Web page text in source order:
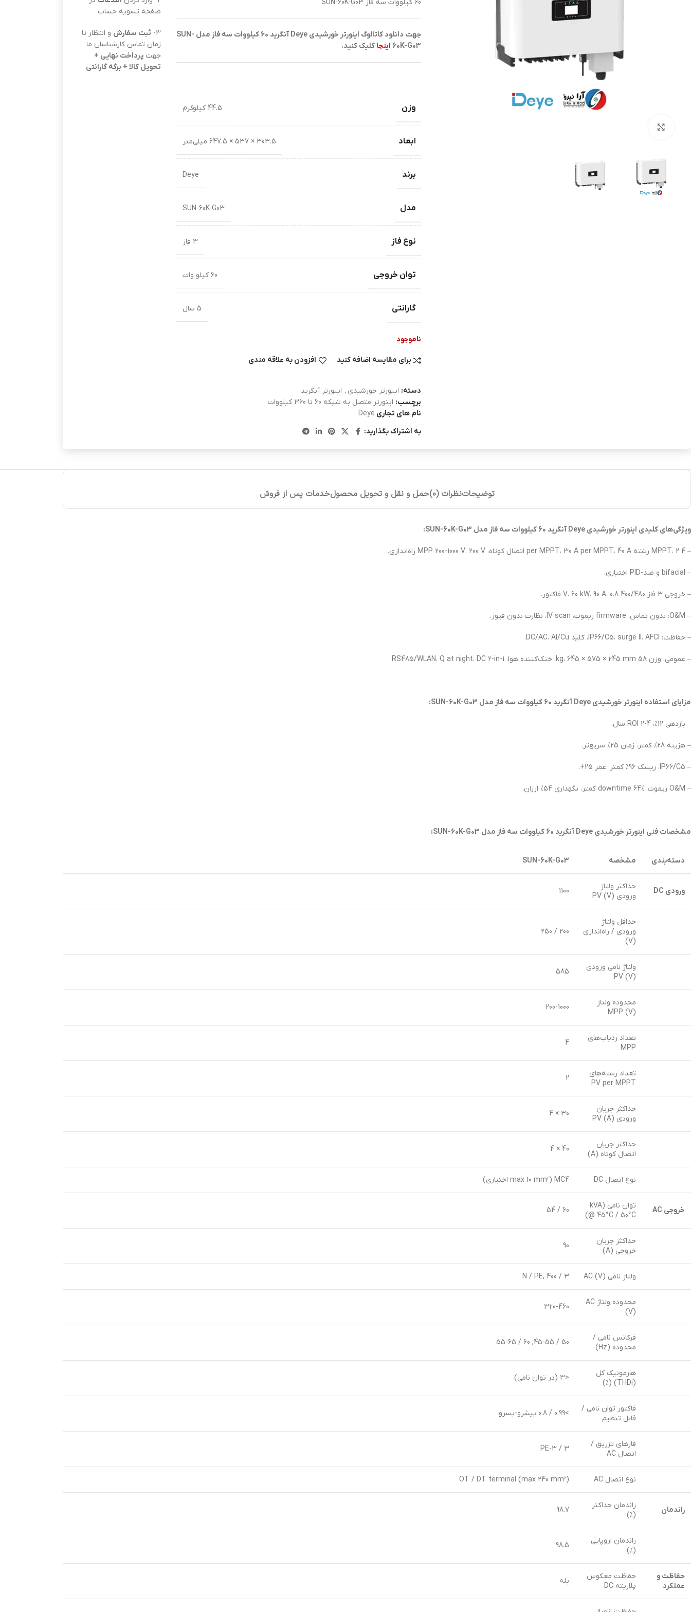
60 کیلووات سه فاز SUN-60K-G03
جهت دانلود کاتالوگ اینورتر خورشیدی Deye آنگرید 60 کیلووات سه فاز مدل SUN-
60K-G03 اینجا کلیک کنید.
وزن 44.5 کیلوگرم
ابعاد 303.5 × 537 × 647.5 میلی‌متر
برند Deye
مدل SUN-60K-G03
نوع فاز 3 فاز
توان خروجی 60 کیلو وات
گارانتی 5 سال
ناموجود
برای مقایسه اضافه کنید افزودن به علاقه مندی
دسته: اینورتر خورشیدی , اینورتر آنگرید
برچسب: اینورتر متصل به شبکه 60 تا 360 کیلووات
نام های تجاری Deye
به اشتراک بگذارید:
صفحه تسویه حساب
3- ثبت سفارش و انتظار تا
زمان تماس کارشناسان ما
جهتپرداخت نهایی +
تحویل کالا + برگه گارانتی
توضیحاتنظرات (0) حمل و نقل و تحویل محصولخدمات پس از فروش
ویژگی‌های کلیدی اینورتر خورشیدی Deye آنگرید 60 کیلووات سه فاز مدل SUN-60K-G03:
– 4 MPPT، 2 رشته per MPPT، 30 A per MPPT، 40 A اتصال کوتاه، MPP 200-1000 V، 200 V راه‌اندازی.
– bifacial و ضد-PID اختیاری.
– خروجی 3 فاز 400/480 V، 60 kW، 90 A، 0.8 فاکتور.
– O&M: بدون تماس، firmware ریموت، IV scan، نظارت بدون فیوز.
– حفاظت: IP66/C5، surge II، AFCI، کلید DC/AC، Al/Cu.
– عمومی: وزن 58 kg، 645 × 575 × 245 mm، خنک‌کننده هوا، RS485/WLAN، Q at night، DC 2-in-1.
مزایای استفاده اینورتر خورشیدی Deye آنگرید 60 کیلووات سه فاز مدل SUN-60K-G03:
– بازدهی 12%، ROI 2-4 سال.
– هزینه 28% کمتر، زمان 25% سریع‌تر.
– IP66/C5، ریسک 96% کمتر، عمر 25+.
– O&M ریموت، downtime 64% کمتر، نگهداری 54% ارزان.
مشخصات فنی اینورتر خورشیدی Deye آنگرید 60 کیلووات سه فاز مدل SUN-60K-G03:
دسته‌بندی مشخصه SUN-60K-G03
ورودی
حداکثر ولتاژ
ورودی PV (V)
1100
حداقل ولتاژ
ورودی / راه‌اندازی
(V)
200 / 250
ولتاژ نامی ورودی
PV (V)
585
محدوده ولتاژ
MPP (V)
200-1000
تعداد ردیاب‌های
MPP
4
تعداد رشته‌های
PV per MPPT
2
حداکثر جریان
ورودی PV (A)
30 × 4
حداکثر جریان
اتصال کوتاه (A)
40 × 4
نوع اتصال DC MC4 (max 10 mm² اختیاری)
خروجی
توان نامی (kVA
@ 45°C / 50°C)
60 / 54
حداکثر جریان
خروجی (A)
90
ولتاژ نامی AC (V) 3 / N / PE, 400
محدوده ولتاژ AC
(V)
320-460
فرکانس نامی /
محدوده (Hz)
50 / 45-55, 60 / 55-65
هارمونیک کل
(THDi) (%)
<3 (در توان نامی)
فاکتور توان نامی /
قابل تنظیم
>0.99 / 0.8 پیشرو-پسرو
فازهای تزریق /
اتصال AC
3 / 3-PE
نوع اتصال AC OT / DT terminal (max 240 mm²)
راندمان
راندمان حداکثر
(%)
98.7
راندمان اروپایی
(%)
98.5
حفاظت و
عملکرد
حفاظت معکوس
پلاریته DC
بله